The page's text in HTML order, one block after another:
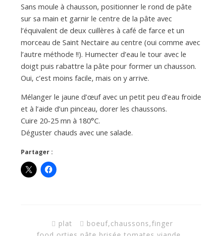
Sans moule à chausson, positionner le rond de pâte
sur sa main et garnir le centre de la pâte avec
l’équivalent de deux cuillères à café de farce et un
morceau de Saint Nectaire au centre (oui comme avec
l’autre méthode !!). Humecter d’eau le tour avec le
doigt puis rabattre la pâte pour former un chausson.
Oui, c’est moins facile, mais on y arrive.
Mélanger le jaune d’œuf avec un petit peu d’eau froide
et à l’aide d’un pinceau, dorer les chaussons.
Cuire 20-25 mn à 180°C.
Déguster chauds avec une salade.
Partager :
plat boeuf,chaussons,finger